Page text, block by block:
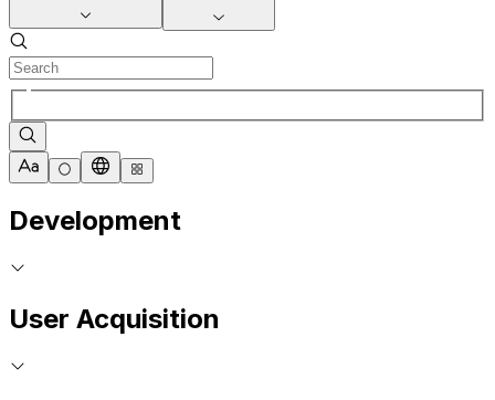
Development
User Acquisition